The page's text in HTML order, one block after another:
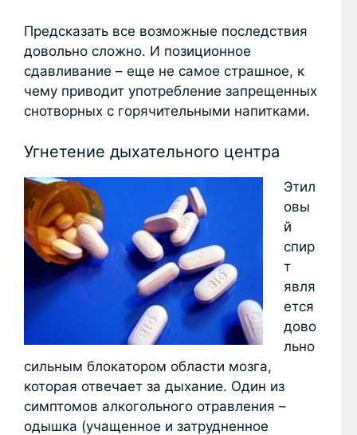
Предсказать все возможные последствия
довольно сложно. И позиционное
сдавливание – еще не самое страшное, к
чему приводит употребление запрещенных
снотворных с горячительными напитками.
Угнетение дыхательного центра
Этил
овы
й
спир
т
явля
ется
дово
льно
сильным блокатором области мозга,
которая отвечает за дыхание. Один из
симптомов алкогольного отравления –
одышка (учащенное и затрудненное